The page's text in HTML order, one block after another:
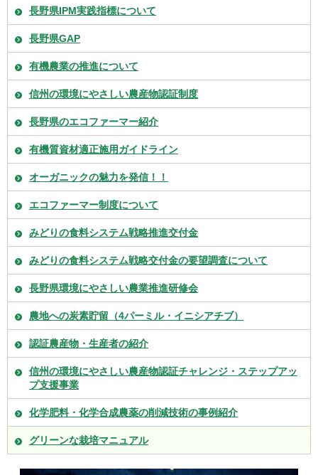
長野県IPM実践指標について
長野県GAP
有機農業の推進について
信州の環境にやさしい農産物認証制度
長野県のエコファーマー紹介
有機質資材適正施用ガイドライン
オーガニックの魅力を発信！！
エコファーマー制度について
みどりの食料システム戦略推進交付金
みどりの食料システム戦略交付金の要望調査について
長野県環境にやさしい農業推進研修会
農地への炭素貯留（4パーミル・イニシアチブ）
認証農産物・生産者の紹介
信州の環境にやさしい農産物認証チャレンジ・ステップアッ
プ支援事業
化学肥料・化学合成農薬の削減技術の事例紹介
グリーンな栽培マニュアル